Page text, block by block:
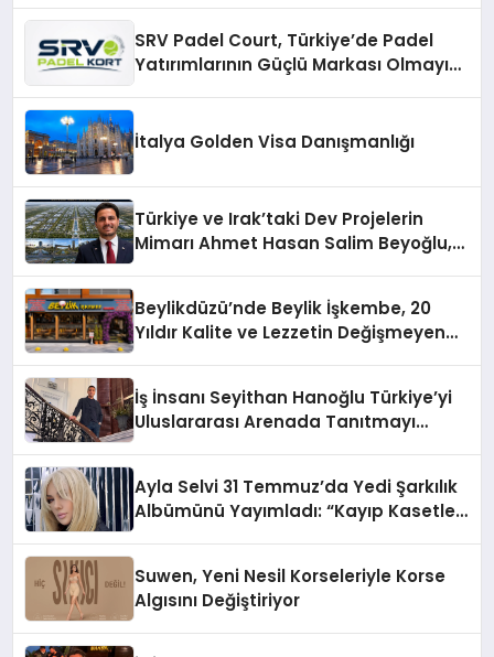
SRV Padel Court, Türkiye’de Padel
Yatırımlarının Güçlü Markası Olmayı
İtalya Golden Visa Danışmanlığı
Türkiye ve Irak’taki Dev Projelerin
Mimarı Ahmet Hasan Salim Beyoğlu,
Hayata Geçirecek
Beylikdüzü’nde Beylik İşkembe, 20
Yıldır Kalite ve Lezzetin Değişmeyen
İş İnsanı Seyithan Hanoğlu Türkiye’yi
Uluslararası Arenada Tanıtmayı
Ayla Selvi 31 Temmuz’da Yedi Şarkılık
Albümünü Yayımladı: “Kayıp Kasetler
Suwen, Yeni Nesil Korseleriyle Korse
Algısını Değiştiriyor